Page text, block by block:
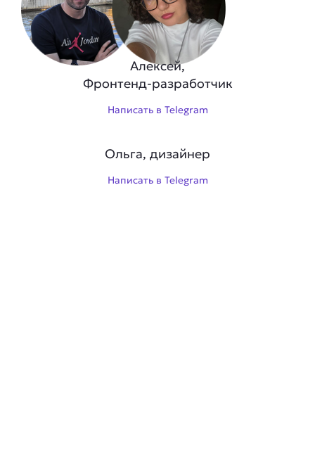
Алексей,
Фронтенд-разработчик
Написать в Telegram
Ольга, дизайнер
Написать в Telegram